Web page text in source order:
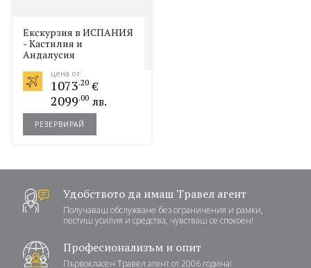
Екскурзия в ИСПАНИЯ
- Кастилия и
Андалусия
цена от
1073.20 €
2099.00 лв.
РЕЗЕРВИРАЙ
Удобството да имаш Травел агент
Получаваш обслужване без ограничения и рамки,
пестиш усилия и средства, чувстваш се спокоен!
Професионализъм и опит
Първокласен Травел агент от 2006 година!